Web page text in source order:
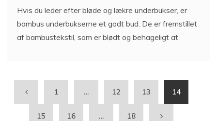
Hvis du leder efter bløde og lækre underbukser, er
bambus underbukserne et godt bud. De er fremstillet
af bambustekstil, som er blødt og behageligt at
1 … 12 13 14
15 16 … 18